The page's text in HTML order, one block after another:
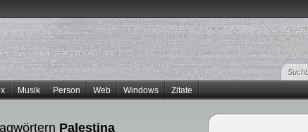
Musik Person Web Windows Zitate
Palestina